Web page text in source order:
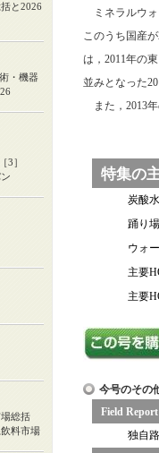
ミネラルウォ
このうち国産
は，2011年の
並みとなった
また，2013
特集の
炭酸
踊り
ウォ
主要
主要
今号のその
Field
独自
と2026
・機器
3］
総括
料市場